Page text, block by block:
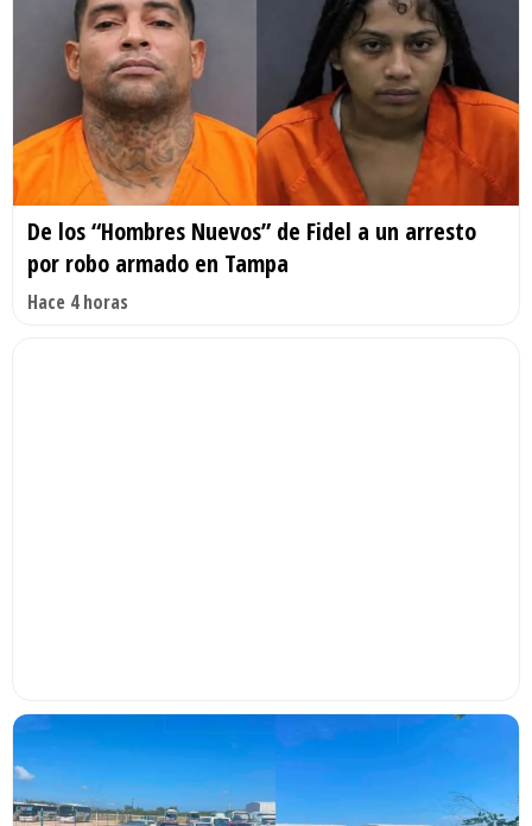
De los “Hombres Nuevos” de Fidel a un arresto
por robo armado en Tampa
Hace 4 horas